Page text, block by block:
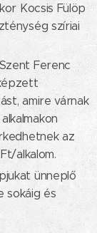
Kocsis Fülöp
szíriai
Ferenc
amire várnak
az
alkalom.
ünneplő
sokáig és